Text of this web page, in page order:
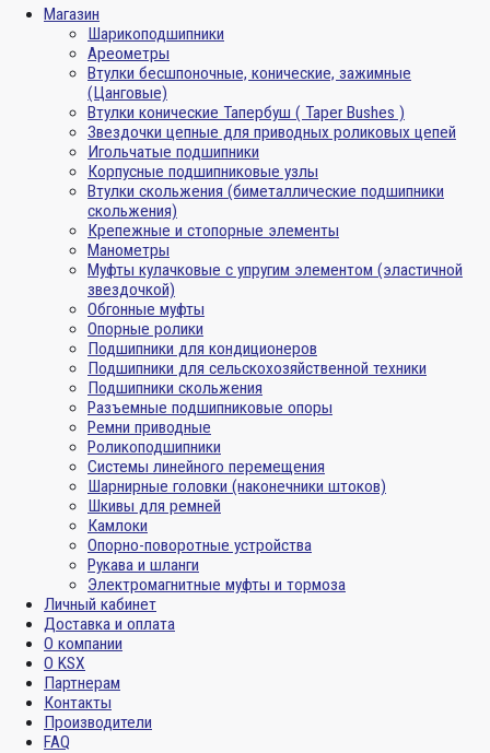
Магазин
Шарикоподшипники
Ареометры
Втулки бесшпоночные, конические, зажимные
(Цанговые)
Втулки конические Тапербуш ( Taper Bushes )
Звездочки цепные для приводных роликовых цепей
Игольчатые подшипники
Корпусные подшипниковые узлы
Втулки скольжения (биметаллические подшипники
скольжения)
Крепежные и стопорные элементы
Манометры
Муфты кулачковые с упругим элементом (эластичной
звездочкой)
Обгонные муфты
Опорные ролики
Подшипники для кондиционеров
Подшипники для сельскохозяйственной техники
Подшипники скольжения
Разъемные подшипниковые опоры
Ремни приводные
Роликоподшипники
Системы линейного перемещения
Шарнирные головки (наконечники штоков)
Шкивы для ремней
Камлоки
Опорно-поворотные устройства
Рукава и шланги
Электромагнитные муфты и тормоза
Личный кабинет
Доставка и оплата
О компании
О KSX
Партнерам
Контакты
Производители
FAQ